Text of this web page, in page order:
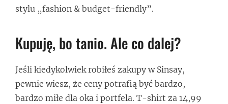
stylu „fashion & budget-friendly”.
Kupuję, bo tanio. Ale co dalej?
Jeśli kiedykolwiek robiłeś zakupy w Sinsay,
pewnie wiesz, że ceny potrafią być bardzo,
bardzo miłe dla oka i portfela. T-shirt za 14,99